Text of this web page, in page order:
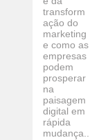
transform
ação do
marketing
e como as
empresas
podem
prosperar
na
paisagem
digital em
rápida
mudança..